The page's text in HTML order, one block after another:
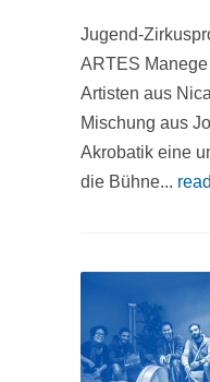
Jugend-
ARTES
Artisten aus
Mischung aus
Akrobatik eine
die Bühne...